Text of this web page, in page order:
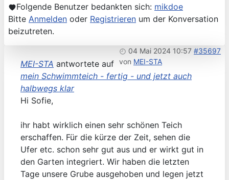
Folgende Benutzer bedankten sich: mikdoe
Bitte Anmelden oder Registrieren um der Konversation
beizutreten.
04 Mai 2024 10:57 #35697
von MEI-STA
MEI-STA antwortete auf
mein Schwimmteich - fertig - und jetzt auch
halbwegs klar
Hi Sofie,
ihr habt wirklich einen sehr schönen Teich
erschaffen. Für die kürze der Zeit, sehen die
Ufer etc. schon sehr gut aus und er wirkt gut in
den Garten integriert. Wir haben die letzten
Tage unsere Grube ausgehoben und legen jetzt